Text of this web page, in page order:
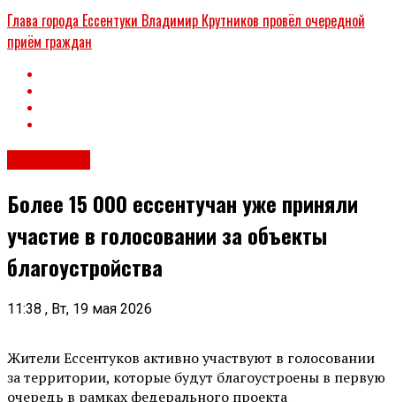
Глава города Ессентуки Владимир Крутников провёл очередной
приём граждан
Более 15 000 ессентучан уже приняли
участие в голосовании за объекты
благоустройства
11:38 , Вт, 19 мая 2026
Жители Ессентуков активно участвуют в голосовании
за территории, которые будут благоустроены в первую
очередь в рамках федерального проекта